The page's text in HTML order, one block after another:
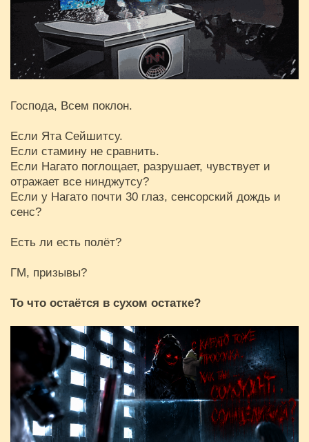
Господа, Всем поклон.
Если Ята Сейшитсу.
Если стамину не сравнить.
Если Нагато поглощает, разрушает, чувствует и
отражает все нинджутсу?
Если у Нагато почти 30 глаз, сенсорский дождь и
сенс?
Есть ли есть полёт?
ГМ, призывы?
То что остаётся в сухом остатке?